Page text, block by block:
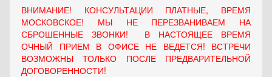
ВНИМАНИЕ! КОНСУЛЬТАЦИИ ПЛАТНЫЕ, ВРЕМЯ
МОСКОВСКОЕ! МЫ НЕ ПЕРЕЗВАНИВАЕМ НА
СБРОШЕННЫЕ ЗВОНКИ! В НАСТОЯЩЕЕ ВРЕМЯ
ОЧНЫЙ ПРИЕМ В ОФИСЕ НЕ ВЕДЕТСЯ! ВСТРЕЧИ
ВОЗМОЖНЫ ТОЛЬКО ПОСЛЕ ПРЕДВАРИТЕЛЬНОЙ
ДОГОВОРЕННОСТИ!